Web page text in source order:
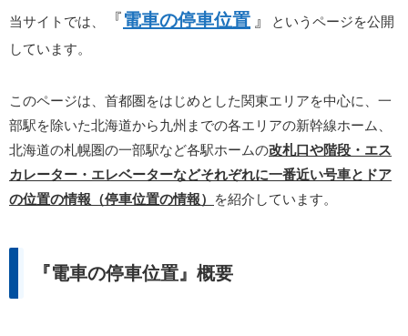
当サイトでは、 『電車の停車位置 』
というページを公開
しています。
このページは、首都圏をはじめとした関東エリアを中心に、一
部駅を除いた北海道から九州までの各エリアの新幹線ホーム、
北海道の札幌圏の一部駅など各駅ホームの改札口や階段・エス
カレーター・エレベーターなどそれぞれに一番近い号車とドア
の位置の情報（停車位置の情報）
を紹介しています。
『電車の停車位置』概要